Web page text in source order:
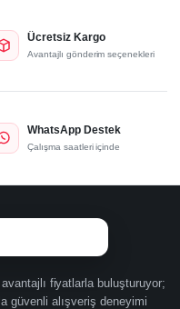
Ücretsiz Kargo
Avantajlı gönderim seçenekleri
WhatsApp Destek
Çalışma saatleri içinde
fiyatlarla buluşturuyor;
güvenli alışveriş deneyimi